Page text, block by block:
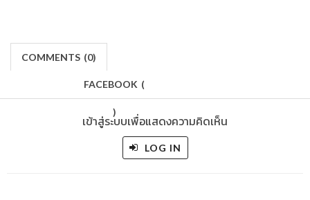
COMMENTS (0)
FACEBOOK (
)
เข้าสู่ระบบเพื่อแสดงความคิดเห็น
LOG IN